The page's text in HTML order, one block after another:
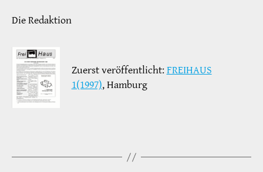
Die Redaktion
Zuerst veröffentlicht:FREIHAUS
1(1997), Hamburg